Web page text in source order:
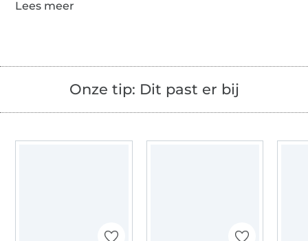
Onze tip: Dit past er bij